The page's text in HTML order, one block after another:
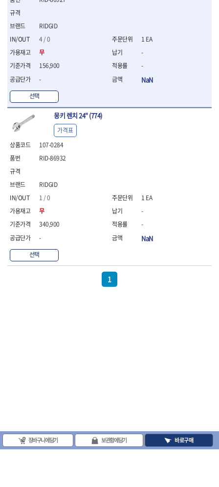
- 멀티플라이어
- 기타
- 라쳇 드라이버
- 라쳇스패너
- 모터렌치
- 함마스패너
절연.전설.방폭공구
- 절연옵셋렌치
- 절연연결대
- 절연드라이버
- 절연스패너
- 절연T렌치
- 절연별비트소켓
- 절연육각비트소켓
- 절연라쳇핸들
- 절연렌치
- 절연토크렌치
- 절연콤비네이션렌치
- 절연링렌치
- 절연플라이어
- 절연공구세트
- 절연비트홀다
RIDGID
4 / 0
무
156,900
-
선택
1 EA
-
-
NaN
몽키 렌치 24" (774)
107-0284
RIDGID
1 / 0
무
340,900
-
선택
RID-86932
가격표
1 EA
-
-
NaN
1
장바구니에 담기 보관함에 담기 바로구매